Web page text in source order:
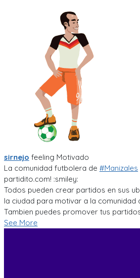
sirnejo feeling Motivado
La comunidad futbolera de #Manizales
partidito.com! :smiley:
Todos pueden crear partidos en sus
la ciudad para motivar a la comunidad
Tambien puedes promover tus
See More